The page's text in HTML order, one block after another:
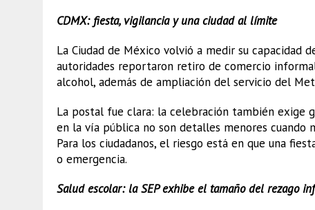
CDMX: fiesta, vigilancia y una ciudad al límite
La Ciudad de México volvió a medir su capacidad
autoridades reportaron retiro de comercio
alcohol, además de ampliación del servicio del
La postal fue clara: la celebración también exige
en la vía pública no son detalles menores cuando
Para los ciudadanos, el riesgo está en que una
o emergencia.
Salud escolar: la SEP exhibe el tamaño del rezago